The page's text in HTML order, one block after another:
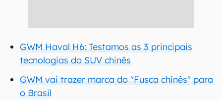
GWM Haval H6: Testamos as 3 principais
tecnologias do SUV chinês
GWM vai trazer marca do "Fusca chinês" para
o Brasil